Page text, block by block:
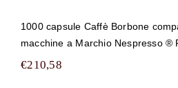
1000 capsule Caffè Borbone
macchine a Marchio Nespresso ®
€210,58